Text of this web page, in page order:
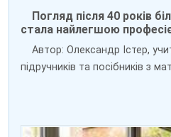
Погляд після 40 років
стала найлегшою
Автор: Олександр Істер,
підручників та посібників з